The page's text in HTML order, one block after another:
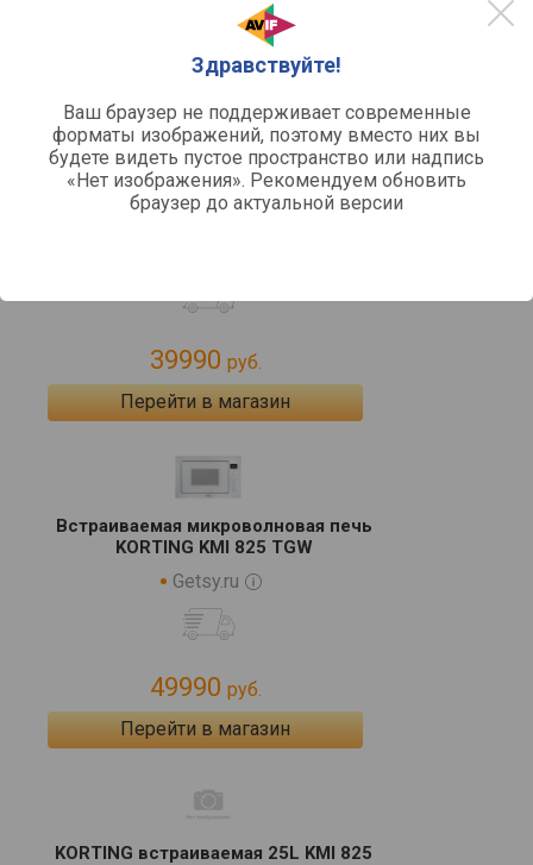
Здравствуйте!
Ваш браузер не поддерживает современные
форматы изображений, поэтому вместо них вы
будете видеть пустое пространство или надпись
«Нет изображения». Рекомендуем обновить
браузер до актуальной версии
по цене
Встраиваемая микроволновая печь
Korting KMI 825 TGW
39990 руб.
Перейти в магазин
Встраиваемая микроволновая печь
KORTING KMI 825 TGW
Getsy.ru
49990 руб.
Перейти в магазин
KORTING встраиваемая 25L KMI 825